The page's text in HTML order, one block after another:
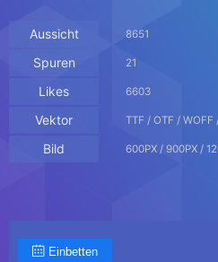
Aussicht 8651
Spuren 21
Likes 6603
Vektor TTF / OTF / WOFF
Bild 600PX / 900PX /
Einbetten